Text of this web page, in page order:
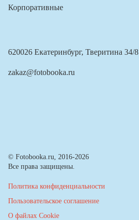
Корпоративные
620026 Екатеринбург, Тверитина 34/8
zakaz@fotobooka.ru
© Fotobooka.ru, 2016-2026
Все права защищены.
Политика конфиденциальности
Пользовательское соглашение
О файлах Cookie